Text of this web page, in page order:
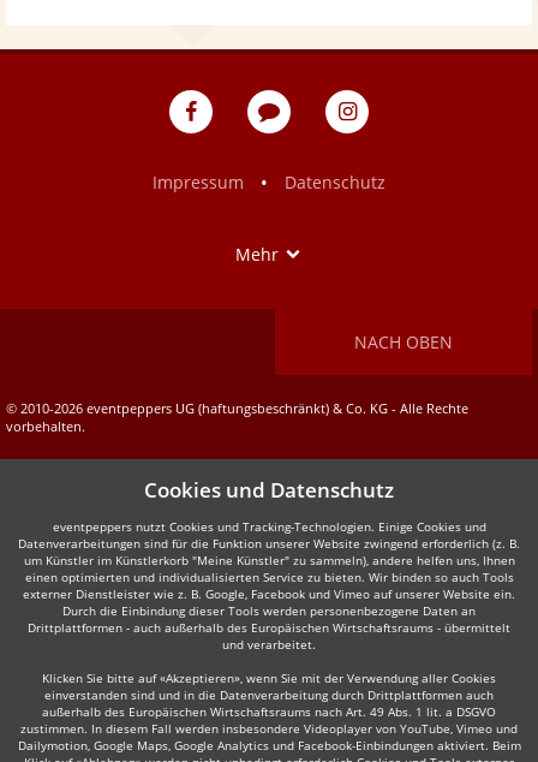
eventpeppers
Blog
eventpeppers
Impressum
• Datenschutz
Mehr
NACH OBEN
© 2010-2026 eventpeppers UG (haftungsbeschränkt) & Co. KG - Alle Rechte
vorbehalten.
Cookies und Datenschutz
eventpeppers nutzt Cookies und Tracking-Technologien. Einige Cookies und
Datenverarbeitungen sind für die Funktion unserer Website zwingend erforderlich (z. B.
um Künstler im Künstlerkorb "Meine Künstler" zu sammeln), andere helfen uns, Ihnen
einen optimierten und individualisierten Service zu bieten. Wir binden so auch Tools
externer Dienstleister wie z. B. Google, Facebook und Vimeo auf unserer Website ein.
Durch die Einbindung dieser Tools werden personenbezogene Daten an
Drittplattformen - auch außerhalb des Europäischen Wirtschaftsraums - übermittelt
und verarbeitet.
Klicken Sie bitte auf «Akzeptieren», wenn Sie mit der Verwendung aller Cookies
einverstanden sind und in die Datenverarbeitung durch Drittplattformen auch
außerhalb des Europäischen Wirtschaftsraums nach Art. 49 Abs. 1 lit. a DSGVO
zustimmen. In diesem Fall werden insbesondere Videoplayer von YouTube, Vimeo und
Dailymotion, Google Maps, Google Analytics und Facebook-Einbindungen aktiviert. Beim